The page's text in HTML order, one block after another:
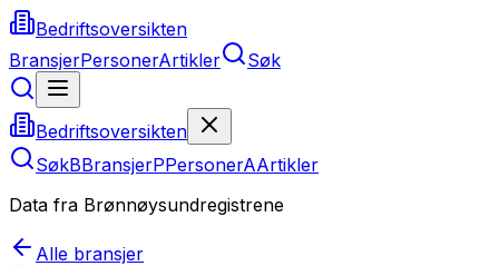
Bedriftsoversikten
BransjerPersonerArtikler Søk
Bedriftsoversikten
SøkBBransjerPPersonerAArtikler
Data fra Brønnøysundregistrene
Alle bransjer